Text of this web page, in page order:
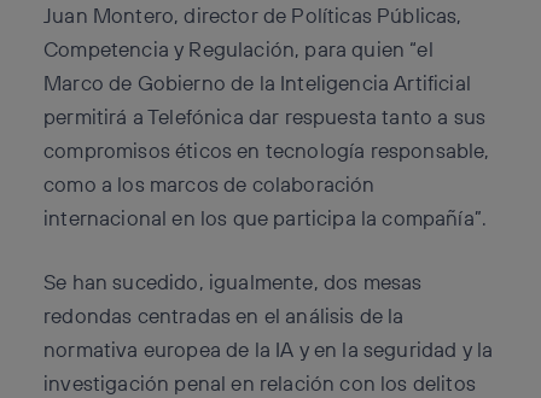
Juan Montero, director de Políticas Públicas,
Competencia y Regulación, para quien “el
Marco de Gobierno de la Inteligencia Artificial
permitirá a Telefónica dar respuesta tanto a sus
compromisos éticos en tecnología responsable,
como a los marcos de colaboración
internacional en los que participa la compañía”.
Se han sucedido, igualmente, dos mesas
redondas centradas en el análisis de la
normativa europea de la IA y en la seguridad y la
investigación penal en relación con los delitos